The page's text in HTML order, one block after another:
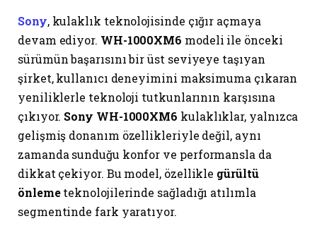
Sony, kulaklık teknolojisinde çığır açmaya
devam ediyor. WH-1000XM6 modeli ile önceki
sürümün başarısını bir üst seviyeye taşıyan
şirket, kullanıcı deneyimini maksimuma çıkaran
yeniliklerle teknoloji tutkunlarının karşısına
çıkıyor. Sony WH-1000XM6 kulaklıklar, yalnızca
gelişmiş donanım özellikleriyle değil, aynı
zamanda sunduğu konfor ve performansla da
dikkat çekiyor. Bu model, özellikle gürültü
önlemeteknolojilerinde sağladığı atılımla
segmentinde fark yaratıyor.